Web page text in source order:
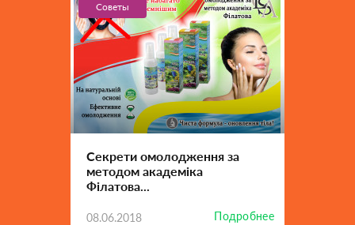
Советы
Секрети омолодження за
методом академіка
Філатова...
08.06.2018 Подробнее